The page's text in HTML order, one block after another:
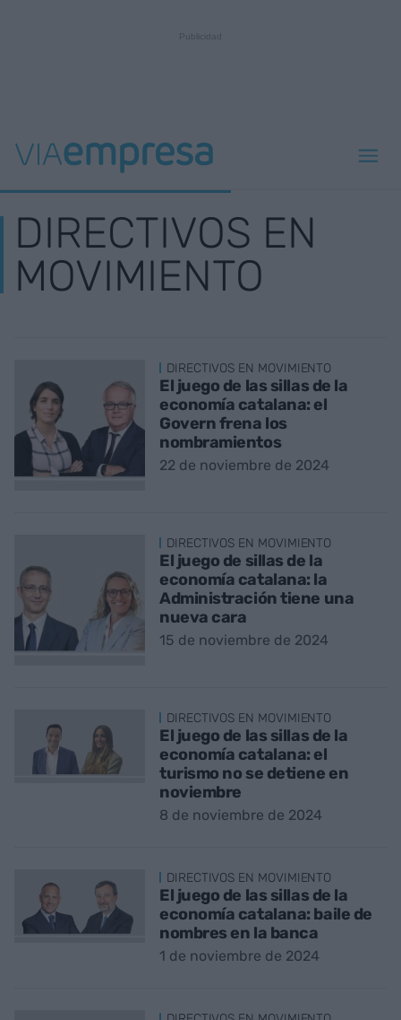
DIRECTIVOS EN
MOVIMIENTO
DIRECTIVOS EN MOVIMIENTO
El juego de las sillas de la
economía catalana: el
Govern frena los
nombramientos
22 de noviembre de 2024
DIRECTIVOS EN MOVIMIENTO
El juego de sillas de la
economía catalana: la
Administración tiene una
nueva cara
15 de noviembre de 2024
DIRECTIVOS EN MOVIMIENTO
El juego de las sillas de la
economía catalana: el
turismo no se detiene en
noviembre
8 de noviembre de 2024
DIRECTIVOS EN MOVIMIENTO
El juego de las sillas de la
economía catalana: baile de
nombres en la banca
1 de noviembre de 2024